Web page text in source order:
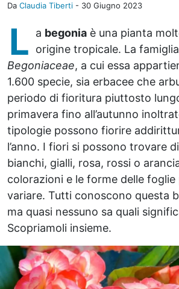
Da Claudia Tiberti - 30 Giugno 2023
L a begonia è una pianta
origine tropicale. La
Begoniaceae, a cui essa
1.600 specie, sia erbacee che
periodo di fioritura piuttosto
primavera fino all’autunno
tipologie possono fiorire
l’anno. I fiori si possono trovare
bianchi, gialli, rosa, rossi o
colorazioni e le forme delle foglie
variare. Tutti conoscono questa
ma quasi nessuno sa quali
Scopriamoli insieme.